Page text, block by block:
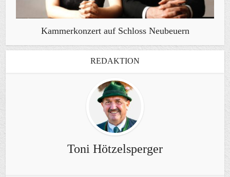
Kammerkonzert auf Schloss Neubeuern
REDAKTION
Toni Hötzelsperger